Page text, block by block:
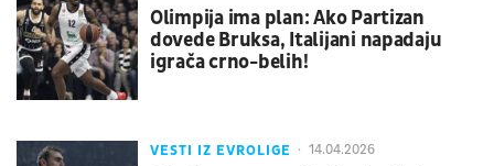
Olimpija ima plan: Ako Partizan
dovede Bruksa, Italijani napadaju
igrača crno-belih!
VESTI IZ EVROLIGE 14.04.2026